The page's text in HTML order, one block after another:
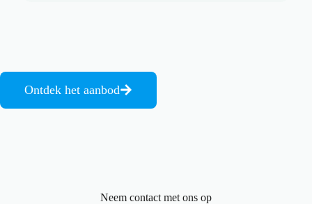
Ontdek het aanbod
Neem contact met ons op